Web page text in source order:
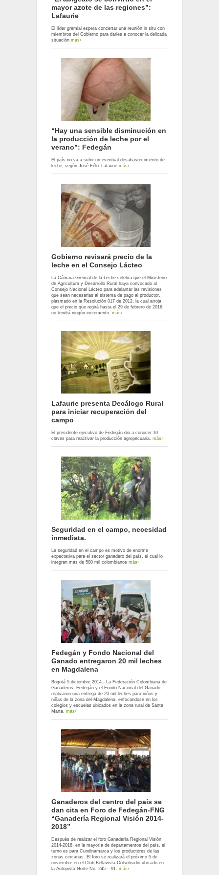
mayor azote de las regiones”:
Lafaurie
El líder gremial espera concertar una reunión in situ con
miembros del Gobierno para darles a conocer la delicada
situación más›
“Hay una sensible disminución en
la producción de leche por el
verano”: Fedegán
El país no va a sufrir un eventual desabastecimiento de
leche, según José Félix Lafaurie más›
Gobierno revisará precio de la
leche en el Consejo Lácteo
La Cámara Gremial de la Leche celebra que el Ministerio
de Agricultura y Desarrollo Rural haya convocado al
Consejo Nacional Lácteo para adelantar las revisiones
que sean necesarias al sistema de pago al productor,
plasmado en la Resolución 017 de 2012, la cual arroja
que el precio que regirá hasta el 29 de febrero de 2016,
no tendrá ningún incremento. más›
Lafaurie presenta Decálogo Rural
para iniciar recuperación del
campo
El presidente ejecutivo de Fedegán dio a conocer 10
claves para reactivar la producción agropecuaria. más›
Seguridad en el campo, necesidad
inmediata.
La seguridad en el campo es motivo de enorme
expectativa para el sector ganadero del país, el cual lo
integran más de 500 mil colombianos más›
Fedegán y Fondo Nacional del
Ganado entregaron 20 mil leches
en Magdalena
Bogotá 5 diciembre 2014.- La Federación Colombiana de
Ganaderos, Fedegán y el Fondo Nacional del Ganado,
realizaron una entrega de 20 mil leches para niños y
niñas de la zona del Magdalena, enfocandose en los
colegios y escuelas ubicados en la zona rural de Santa
Marta. más›
Ganaderos del centro del país se
dan cita en Foro de Fedegán-FNG
“Ganadería Regional Visión 2014-
2018”
Después de realizar el foro Ganadería Regional Visión
2014-2018, en la mayoría de departamentos del país, el
turno es para Cundinamarca y los productores de las
zonas cercanas. El foro se realizará el próximo 5 de
noviembre en el Club Bellavista Colsubsidio ubicado en
la Autopista Norte No. 245 – 91. más›